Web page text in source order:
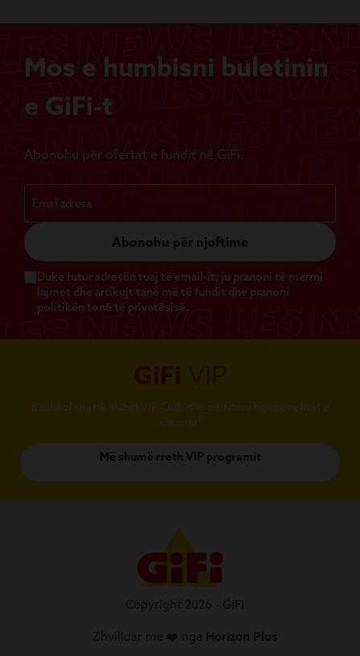
Mos e humbisni buletinin
e GiFi-t
Abonohu për ofertat e fundit në GiFi.
Abonohu për njoftime
Duke futur adresën tuaj të email-it, ju pranoni të merrni
lajmet dhe artikujt tanë më të fundit dhe pranoni
politikën tonë të privatësisë.
GiFi
Bashkohuni në klubin VIP Club dhe përfitoni nga benefitet e
shumta!
Më shumë rreth VIP programit